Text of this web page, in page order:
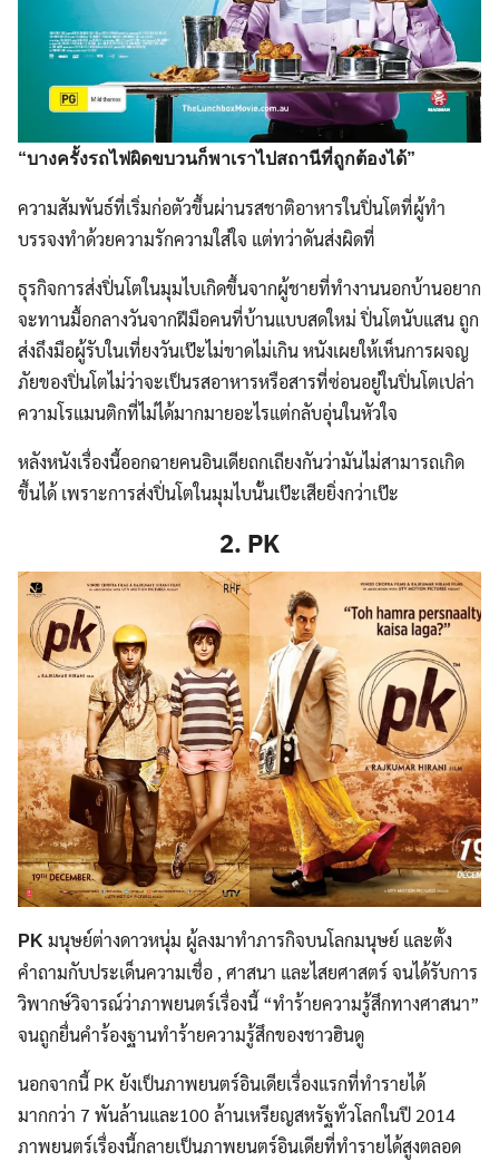
“บางครั้งรถไฟผิดขบวนก็พาเราไปสถานีที่ถูกต้องได้”
ความสัมพันธ์ที่เริ่มก่อตัวขึ้นผ่านรสชาติอาหารในปิ่นโตที่ผู้ทำ
บรรจงทำด้วยความรักความใส่ใจ แต่ทว่าดันส่งผิดที่
ธุรกิจการส่งปิ่นโตในมุมไบเกิดขึ้นจากผู้ชายที่ทำงานนอกบ้านอยาก
จะทานมื้อกลางวันจากฝีมือคนที่บ้านแบบสดใหม่ ปิ่นโตนับแสน ถูก
ส่งถึงมือผู้รับในเที่ยงวันเป๊ะไม่ขาดไม่เกิน หนังเผยให้เห็นการผจญ
ภัยของปิ่นโตไม่ว่าจะเป็นรสอาหารหรือสารที่ซ่อนอยู่ในปิ่นโตเปล่า
ความโรแมนติกที่ไม่ได้มากมายอะไรแต่กลับอุ่นในหัวใจ
หลังหนังเรื่องนี้ออกฉายคนอินเดียถกเถียงกันว่ามันไม่สามารถเกิด
ขึ้นได้ เพราะการส่งปิ่นโตในมุมไบนั้นเป๊ะเสียยิ่งกว่าเป๊ะ
2. PK
PK มนุษย์ต่างดาวหนุ่ม ผู้ลงมาทำภารกิจบนโลกมนุษย์ และตั้ง
คำถามกับประเด็นความเชื่อ , ศาสนา และไสยศาสตร์ จนได้รับการ
วิพากษ์วิจารณ์ว่าภาพยนตร์เรื่องนี้ “ทำร้ายความรู้สึกทางศาสนา”
จนถูกยื่นคำร้องฐานทำร้ายความรู้สึกของชาวฮินดู
นอกจากนี้ PK ยังเป็นภาพยนตร์อินเดียเรื่องแรกที่ทำรายได้
มากกว่า 7 พันล้านและ100 ล้านเหรียญสหรัฐทั่วโลกในปี 2014
ภาพยนตร์เรื่องนี้กลายเป็นภาพยนตร์อินเดียที่ทำรายได้สูงตลอด